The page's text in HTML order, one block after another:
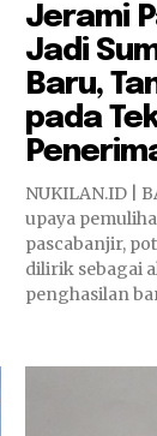
Jerami
Jadi
Baru,
pada
NUKILAN.ID |
upaya
pascabanjir,
dilirik sebagai
penghasilan